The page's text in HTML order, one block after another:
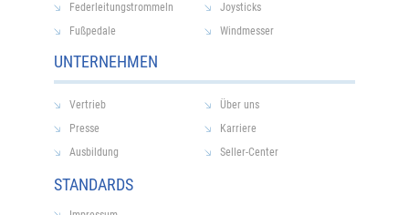
UNTERNEHMEN
Federleitungstrommeln
Joysticks
Fußpedale
Windmesser
Vertrieb
Über uns
Presse
Karriere
Ausbildung
Seller-Center
STANDARDS